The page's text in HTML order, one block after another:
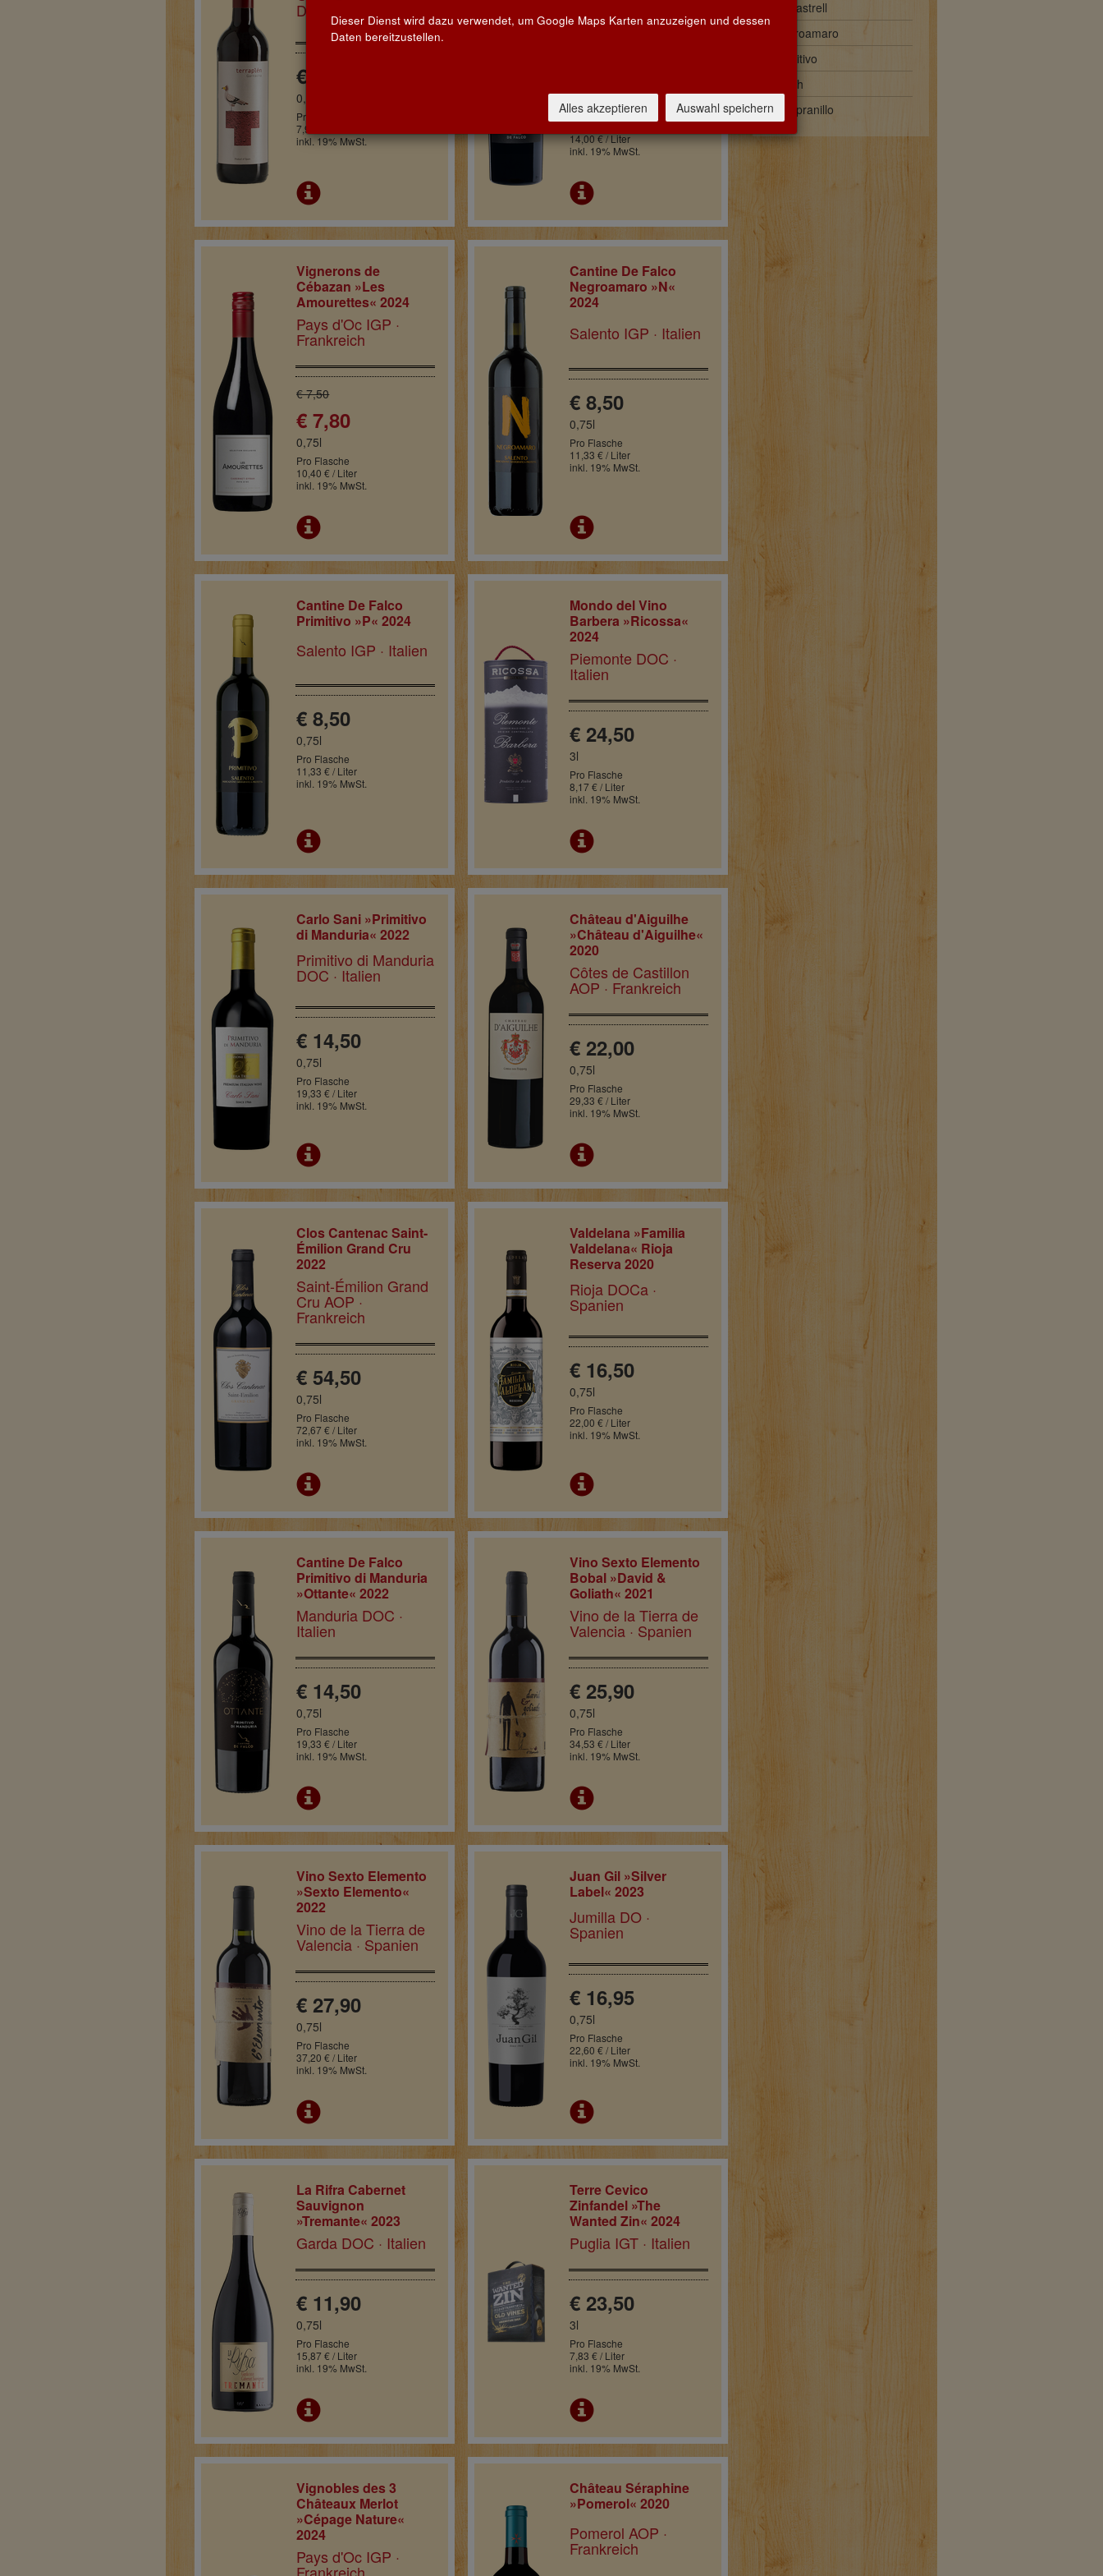
Unser
Abhol- und Lieferservice ist
aktiv.Bitte rufen Sie uns an:
D.O. · Spanien
€ 5,95
0,75l
Pro Flasche
7,93 € / Liter
inkl. 19% MwSt.
0,75l
Pro Flasche
14,00 € / Liter
inkl. 19% MwSt.
Vignerons de
Cébazan »Les
Amourettes« 2024
Pays d'Oc IGP ·
Frankreich
€ 7,50
€ 7,80
0,75l
Pro Flasche
10,40 € / Liter
inkl. 19% MwSt.
Cantine De Falco
Negroamaro »N«
2024
Salento IGP · Italien
€ 8,50
0,75l
Pro Flasche
11,33 € / Liter
inkl. 19% MwSt.
Cantine De Falco
Primitivo »P« 2024
Salento IGP · Italien
€ 8,50
0,75l
Pro Flasche
11,33 € / Liter
inkl. 19% MwSt.
Mondo del Vino
Barbera »Ricossa«
2024
Piemonte DOC ·
Italien
€ 24,50
3l
Pro Flasche
8,17 € / Liter
inkl. 19% MwSt.
Carlo Sani »Primitivo
di Manduria« 2022
Primitivo di Manduria
DOC · Italien
€ 14,50
0,75l
Pro Flasche
19,33 € / Liter
inkl. 19% MwSt.
Château d'Aiguilhe
»Château d'Aiguilhe«
2020
Côtes de Castillon
AOP · Frankreich
€ 22,00
0,75l
Pro Flasche
29,33 € / Liter
inkl. 19% MwSt.
Clos Cantenac Saint-
Émilion Grand Cru
2022
Saint-Émilion Grand
Cru AOP ·
Frankreich
€ 54,50
0,75l
Pro Flasche
72,67 € / Liter
inkl. 19% MwSt.
Valdelana »Familia
Valdelana« Rioja
Reserva 2020
Rioja DOCa ·
Spanien
€ 16,50
0,75l
Pro Flasche
22,00 € / Liter
inkl. 19% MwSt.
Cantine De Falco
Primitivo di Manduria
»Ottante« 2022
Manduria DOC ·
Italien
€ 14,50
0,75l
Pro Flasche
19,33 € / Liter
inkl. 19% MwSt.
Vino Sexto Elemento
Bobal »David &
Goliath« 2021
Vino de la Tierra de
Valencia · Spanien
€ 25,90
0,75l
Pro Flasche
34,53 € / Liter
inkl. 19% MwSt.
Vino Sexto Elemento
»Sexto Elemento«
2022
Vino de la Tierra de
Valencia · Spanien
€ 27,90
0,75l
Pro Flasche
37,20 € / Liter
inkl. 19% MwSt.
Juan Gil »Silver
Label« 2023
Jumilla DO ·
Spanien
€ 16,95
0,75l
Pro Flasche
22,60 € / Liter
inkl. 19% MwSt.
La Rifra Cabernet
Sauvignon
»Tremante« 2023
Garda DOC · Italien
€ 11,90
0,75l
Pro Flasche
15,87 € / Liter
inkl. 19% MwSt.
Terre Cevico
Zinfandel »The
Wanted Zin« 2024
Puglia IGT · Italien
€ 23,50
3l
Pro Flasche
7,83 € / Liter
inkl. 19% MwSt.
Vignobles des 3
Châteaux Merlot
»Cépage Nature«
2024
Pays d'Oc IGP ·
Frankreich
Château Séraphine
»Pomerol« 2020
Pomerol AOP ·
Frankreich
Monastrell
Negroamaro
Primitivo
Syrah
Tempranillo
Dieser Dienst wird dazu verwendet, um Google Maps Karten anzuzeigen und dessen
Daten bereitzustellen.
Alles akzeptieren Auswahl speichern